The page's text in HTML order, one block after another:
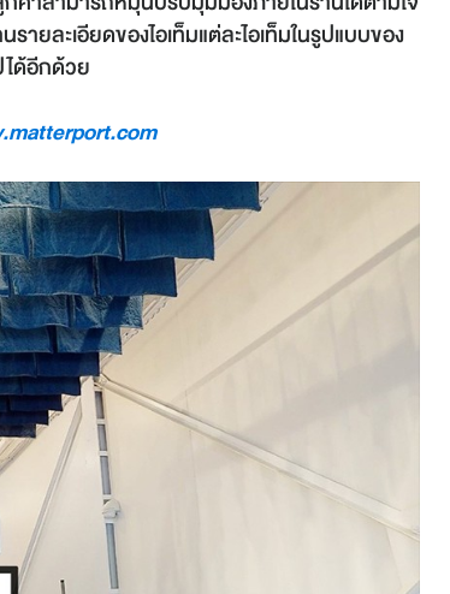
ละเอียดของไอเท็มแต่ละไอเท็มในรูปแบบของ
ได้อีกด้วย